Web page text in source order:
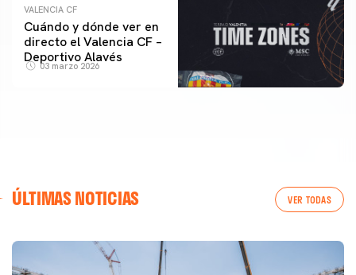
VALENCIA CF
Cuándo y dónde ver en
directo el Valencia CF –
Deportivo Alavés
03 marzo 2026
ÚLTIMAS NOTICIAS VER TODAS